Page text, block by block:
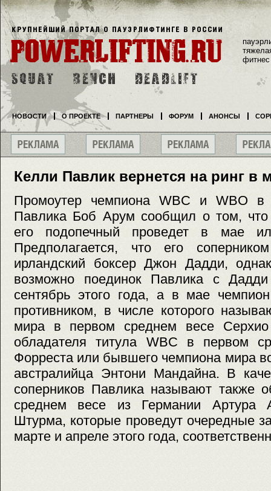
Келли Павлик вернется на ринг в
Промоутер чемпиона WBC и WBO в
Павлика Боб Арум сообщил о том,
его подопечный проведет в мае
Предполагается, что его
ирландский боксер Джон Дадди,
возможно поединок Павлика с
сентябрь этого года, а в мае
противником, в числе которого
мира в первом среднем весе
обладателя титула WBC в первом
Форреста или бывшего чемпиона мира
австралийца Энтони Мандайна. В
соперников Павлика называют также
среднем весе из Германии Артура
Штурма, которые проведут очередные
марте и апреле этого года,
фитнес
НОВОСТИ О ПРОЕКТЕ ПАРТНЕРЫ ФОРУМ АНОНСЫ